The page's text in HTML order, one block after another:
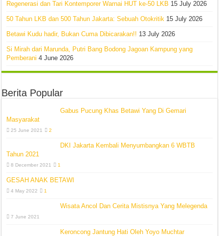
Regenerasi dan Tari Kontemporer Warnai HUT ke-50 LKB 15 July 2026
50 Tahun LKB dan 500 Tahun Jakarta: Sebuah Otokritik 15 July 2026
Betawi Kudu hadir, Bukan Cuma Dibicarakan!! 13 July 2026
Si Mirah dari Marunda, Putri Bang Bodong Jagoan Kampung yang
Pemberani 4 June 2026
Berita Popular
Gabus Pucung Khas Betawi Yang Di Gemari
Masyarakat
25 June 2021 2
DKI Jakarta Kembali Menyumbangkan 6 WBTB
Tahun 2021
8 December 2021 1
GESAH ANAK BETAWI
4 May 2022 1
Wisata Ancol Dan Cerita Mistisnya Yang Melegenda
7 June 2021
Keroncong Jantung Hati Oleh Yoyo Muchtar